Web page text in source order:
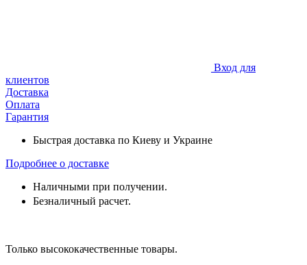
Вход для
клиентов
Доставка
Оплата
Гарантия
Быстрая доставка по Киеву и Украине
Подробнее о доставке
Наличными при получении.
Безналичный расчет.
Только высококачественные товары.